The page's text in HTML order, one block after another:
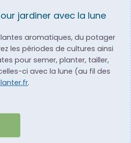
jardiner avec la lune
aromatiques, du potager
les périodes de cultures ainsi
pour semer, planter, tailler,
ci avec la lune (au fil des
.